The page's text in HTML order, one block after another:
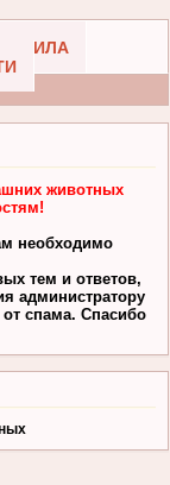
животных
необходимо
тем и ответов,
администратору
спама. Спасибо